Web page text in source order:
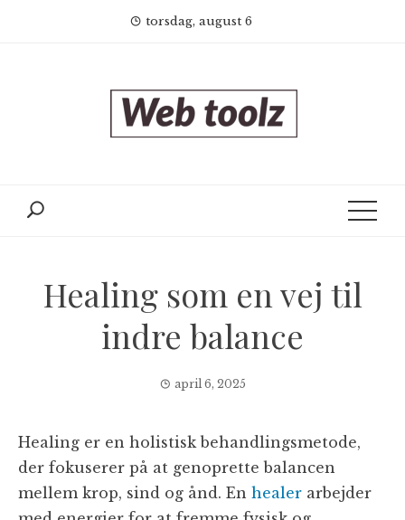
torsdag, august 6
Healing som en vej til
indre balance
april 6, 2025
Healing er en holistisk behandlingsmetode,
der fokuserer på at genoprette balancen
mellem krop, sind og ånd. En healer arbejder